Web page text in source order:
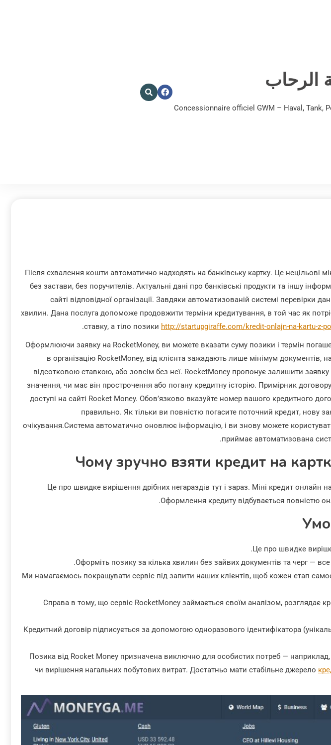
الرحاب
Concessionnaire officiel GWM – Haval, Tank,
Після схвалення кошти автоматично надходять на банківську картку. Це нецільові
без застави, без поручителів. Актуальні дані про банківські продукти та іншу
сайті відповідної організації. Завдяки автоматизованій системі перевірки
хвилин. Дана послуга допоможе продовжити терміни кредитування, в той час як
ставку, а тіло позики http://startupgiraffe.com/kredit-onlajn-na-kartu-z-
Оформлюючи заявку на RocketMoney, ви можете вказати суму позики і термін
в організацію RocketMoney, від клієнта зажадають лише мінімум документів,
відсотковою ставкою, або зовсім без неї. RocketMoney пропонує залишити
значення, чи має він прострочення або погану кредитну історію. Примірник
доступі на сайті Rocket Money. Обов’язково вказуйте номер вашого кредитного
правильно. Як тільки ви повністю погасите поточний кредит, нову
очікування.Система автоматично оновлює інформацію, і ви знову можете
приймає автоматизована
Чому зручно взяти кредит на
Це про швидке вирішення дрібних негараздів тут і зараз. Міні кредит онлайн
Оформлення кредиту відбувається повністю
Це про швидке
Оформіть позику за кілька хвилин без зайвих документів та черг —
Ми намагаємось покращувати сервіс під запити наших клієнтів, щоб кожен етап
Справа в тому, що сервіс RocketMoney займається своїм аналізом, розглядає
Кредитний договір підписується за допомогою одноразового ідентифікатора
Позика від Rocket Money призначена виключно для особистих потреб — наприклад,
чи вирішення нагальних побутових витрат. Достатньо мати стабільне джерело